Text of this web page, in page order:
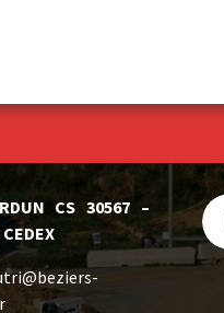
CS 30567 –